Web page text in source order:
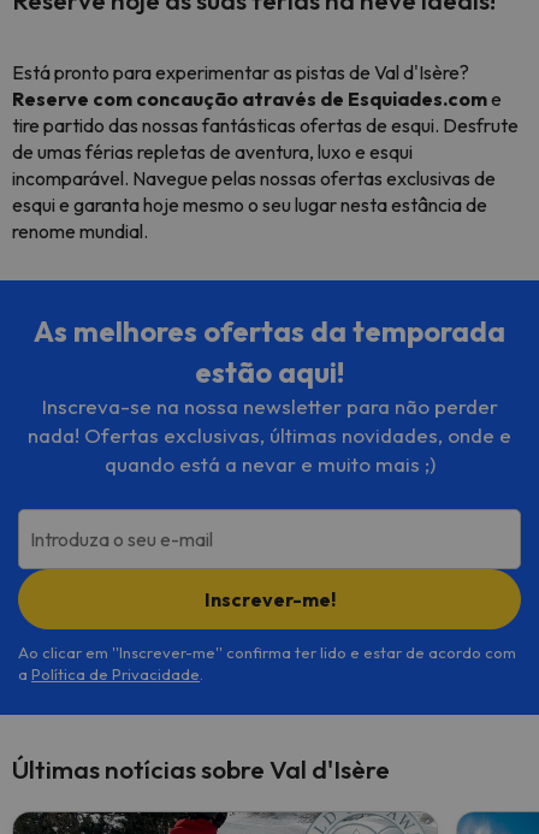
Está pronto para experimentar as pistas de Val d'Isère?
Reserve com concaução através de Esquiades.come
tire partido das nossas fantásticas ofertas de esqui. Desfrute
de umas férias repletas de aventura, luxo e esqui
incomparável. Navegue pelas nossas ofertas exclusivas de
esqui e garanta hoje mesmo o seu lugar nesta estância de
renome mundial.
As melhores ofertas da temporada
estão aqui!
Inscreva-se na nossa newsletter para não perder
nada! Ofertas exclusivas, últimas novidades, onde e
quando está a nevar e muito mais ;)
Introduza o seu e-mail
Inscrever-me!
Ao clicar em ''Inscrever-me'' confirma ter lido e estar de acordo com
a Política de Privacidade
Últimas notícias sobre Val d'Isère